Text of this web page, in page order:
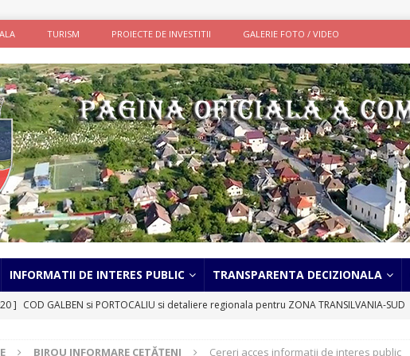
TURISM PROIECTE DE INVESTITII GALERIE FOTO / VIDEO
INFORMATII DE INTERES PUBLIC TRANSPARENTA DECIZIONALA
] COD GALBEN si PORTOCALIU si detaliere regionala pentru ZONA TRANSILVANIA-SUD
BIROU INFORMARE CETĂȚENI Cereri acces informații de interes public